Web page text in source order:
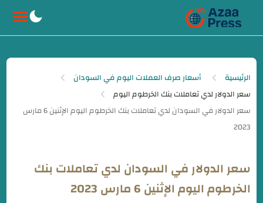
الرئيسية
أسعار صرف العملات اليوم في السودان
سعر الدولار لدي تعاملات بنك الخرطوم اليوم
سعر الدولار في السودان لدي تعاملات بنك
الخرطوم اليوم الإثنين 6 مارس 2023